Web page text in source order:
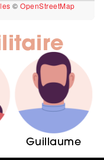
©OpenStreetMap
Guillaume